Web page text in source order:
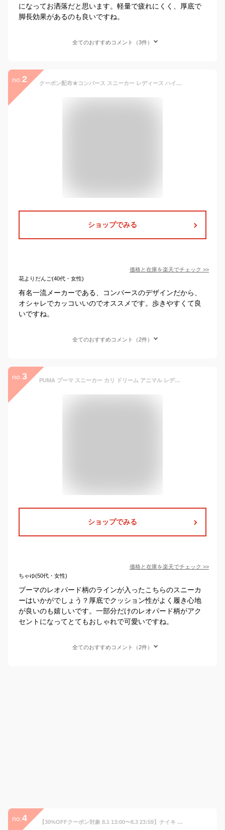
になってお洒落だと思います。軽量で疲れにくく、厚底で
脚長効果があるのも良いですね。
全てのおすすめコメント（3件）
no. 2 クーポン配布★コンバース スニーカー レディース ハイカット ローカット オールスター US ジラフスポット アニマル柄 CONVERSE ALL STAR US GIRAFFESPOT HI OX 脱げない レースアップ 歩きやすい 履きやすい カジュアル 22.5 24.5 ブラウン キリン シューズ
ショップでみる
価格と在庫を楽天でチェック >>
花よりだんご(40代・女性)
有名一流メーカーである、コンバースのデザインだから、
オシャレでカッコいいのでオススメです。歩きやすくて良
いですね。
全てのおすすめコメント（2件）
no. 3 PUMA プーマ スニーカー カリ ドリーム アニマル レディース 厚底 CALI DREAM ANIMAL ホワイト 白 393098-01
ショップでみる
価格と在庫を楽天でチェック >>
ちゃゆ(50代・女性)
プーマのレオパード柄のラインが入ったこちらのスニーカ
ーはいかがでしょう？厚底でクッション性がよく履き心地
が良いのも嬉しいです。一部分だけのレオパード柄がアク
セントになってとてもおしゃれで可愛いですね。
全てのおすすめコメント（2件）
no. 4 【30%OFFクーポン対象 8.1 13:00〜8.3 23:59】ナイキ エア マックス SC ウィメンズシューズ NIKE シューズ エアマックス AIR MAX 靴 スニーカー メッシュ 通気 軽量 アニマル ヒョウ柄 レオパード ローカット 快適 定番 耐久 公式 ギフト 親子コーデ SP25